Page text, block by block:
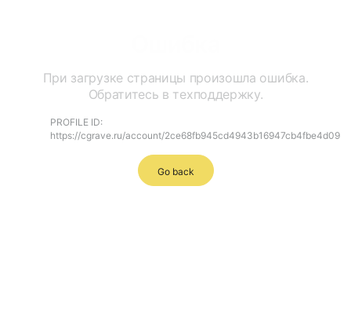
При загрузке страницы произошла ошибка.
Обратитесь в техподдержку.
PROFILE ID:
https://cgrave.ru/account/2ce68fb945cd4943b16947cb4fbe4d09
Go back